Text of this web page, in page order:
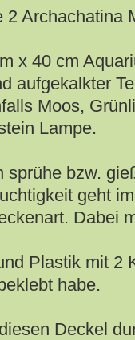
Archachatina
x 40 cm
aufgekalkter
Moos,
Lampe.
sprühe bzw.
geht
Dabei
Plastik mit 2
habe.
Deckel